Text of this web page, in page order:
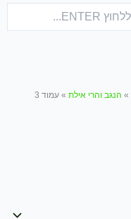
» הנגב והרי אילת »עמוד 3